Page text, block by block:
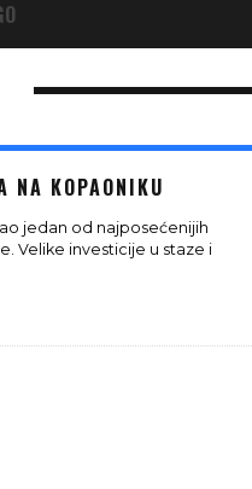
NA KOPAONIKU
jedan od najposećenijih
Velike investicije u staze i